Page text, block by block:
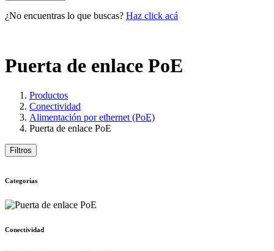
¿No encuentras lo que buscas? Haz click acá
Puerta de enlace PoE
Productos
Conectividad
Alimentación por ethernet (PoE)
Puerta de enlace PoE
Filtros
Categorías
Conectividad